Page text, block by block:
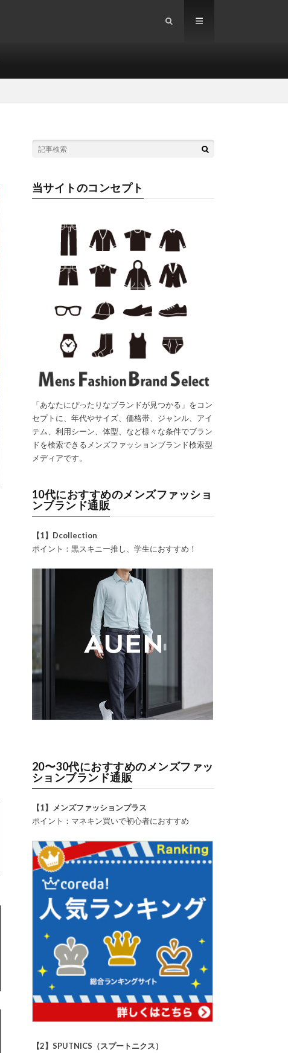
当サイトのコンセプト
「あなたにぴったりなブランドが見つかる」をコン
セプトに、年代やサイズ、価格帯、ジャンル、アイ
テム、利用シーン、体型、など様々な条件でブラン
ドを検索できるメンズファッションブランド検索型
メディアです。
10代におすすめのメンズファッショ
ンブランド通販
【1】Dcollection
ポイント：黒スキニー推し、学生におすすめ！
20〜30代におすすめのメンズファッ
ションブランド通販
【1】メンズファッションプラス
ポイント：マネキン買いで初心者におすすめ
【2】SPUTNICS（スプートニクス）